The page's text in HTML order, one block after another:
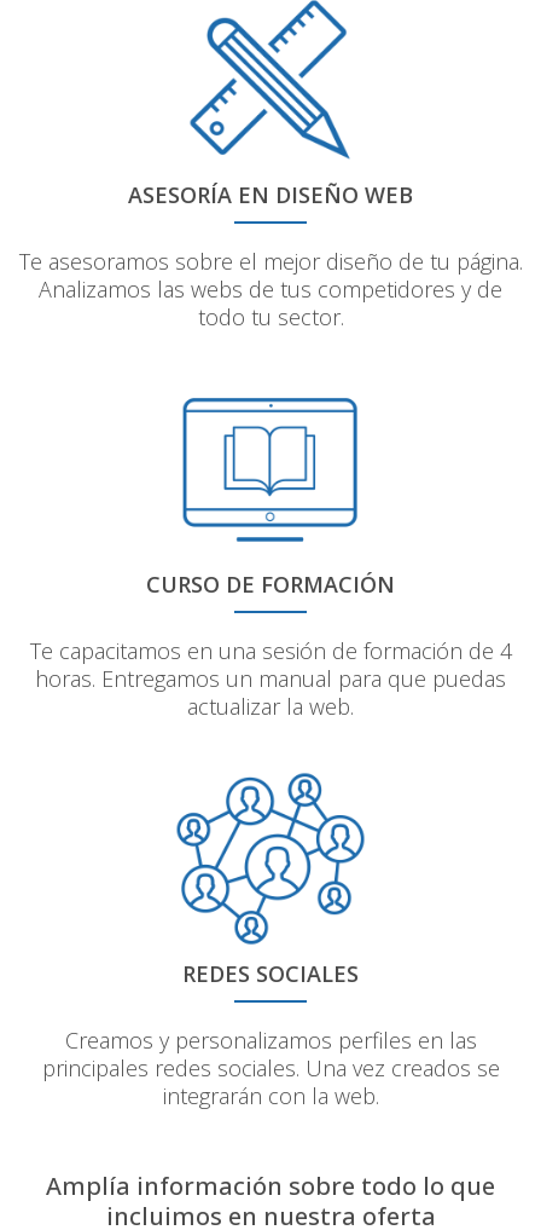
ASESORÍA EN DISEÑO WEB
Te asesoramos sobre el mejor diseño de tu página.
Analizamos las webs de tus competidores y de
todo tu sector.
CURSO DE FORMACIÓN
Te capacitamos en una sesión de formación de 4
horas. Entregamos un manual para que puedas
actualizar la web.
REDES SOCIALES
Creamos y personalizamos perfiles en las
principales redes sociales. Una vez creados se
integrarán con la web.
Amplía información sobre todo lo que
incluimos en nuestra oferta